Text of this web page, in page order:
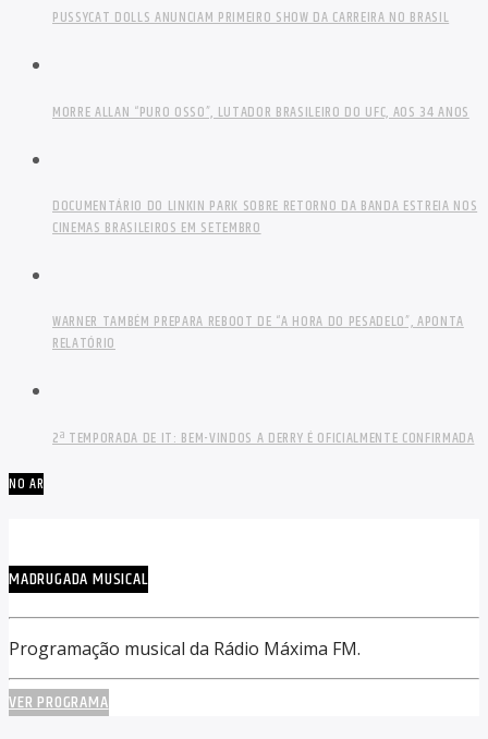
PUSSYCAT DOLLS ANUNCIAM PRIMEIRO SHOW DA CARREIRA NO BRASIL
MORRE ALLAN “PURO OSSO”, LUTADOR BRASILEIRO DO UFC, AOS 34 ANOS
DOCUMENTÁRIO DO LINKIN PARK SOBRE RETORNO DA BANDA ESTREIA NOS
CINEMAS BRASILEIROS EM SETEMBRO
WARNER TAMBÉM PREPARA REBOOT DE “A HORA DO PESADELO”, APONTA
RELATÓRIO
2ª TEMPORADA DE IT: BEM-VINDOS A DERRY É OFICIALMENTE CONFIRMADA
NO AR
MADRUGADA MUSICAL
Programação musical da Rádio Máxima FM.
VER PROGRAMA